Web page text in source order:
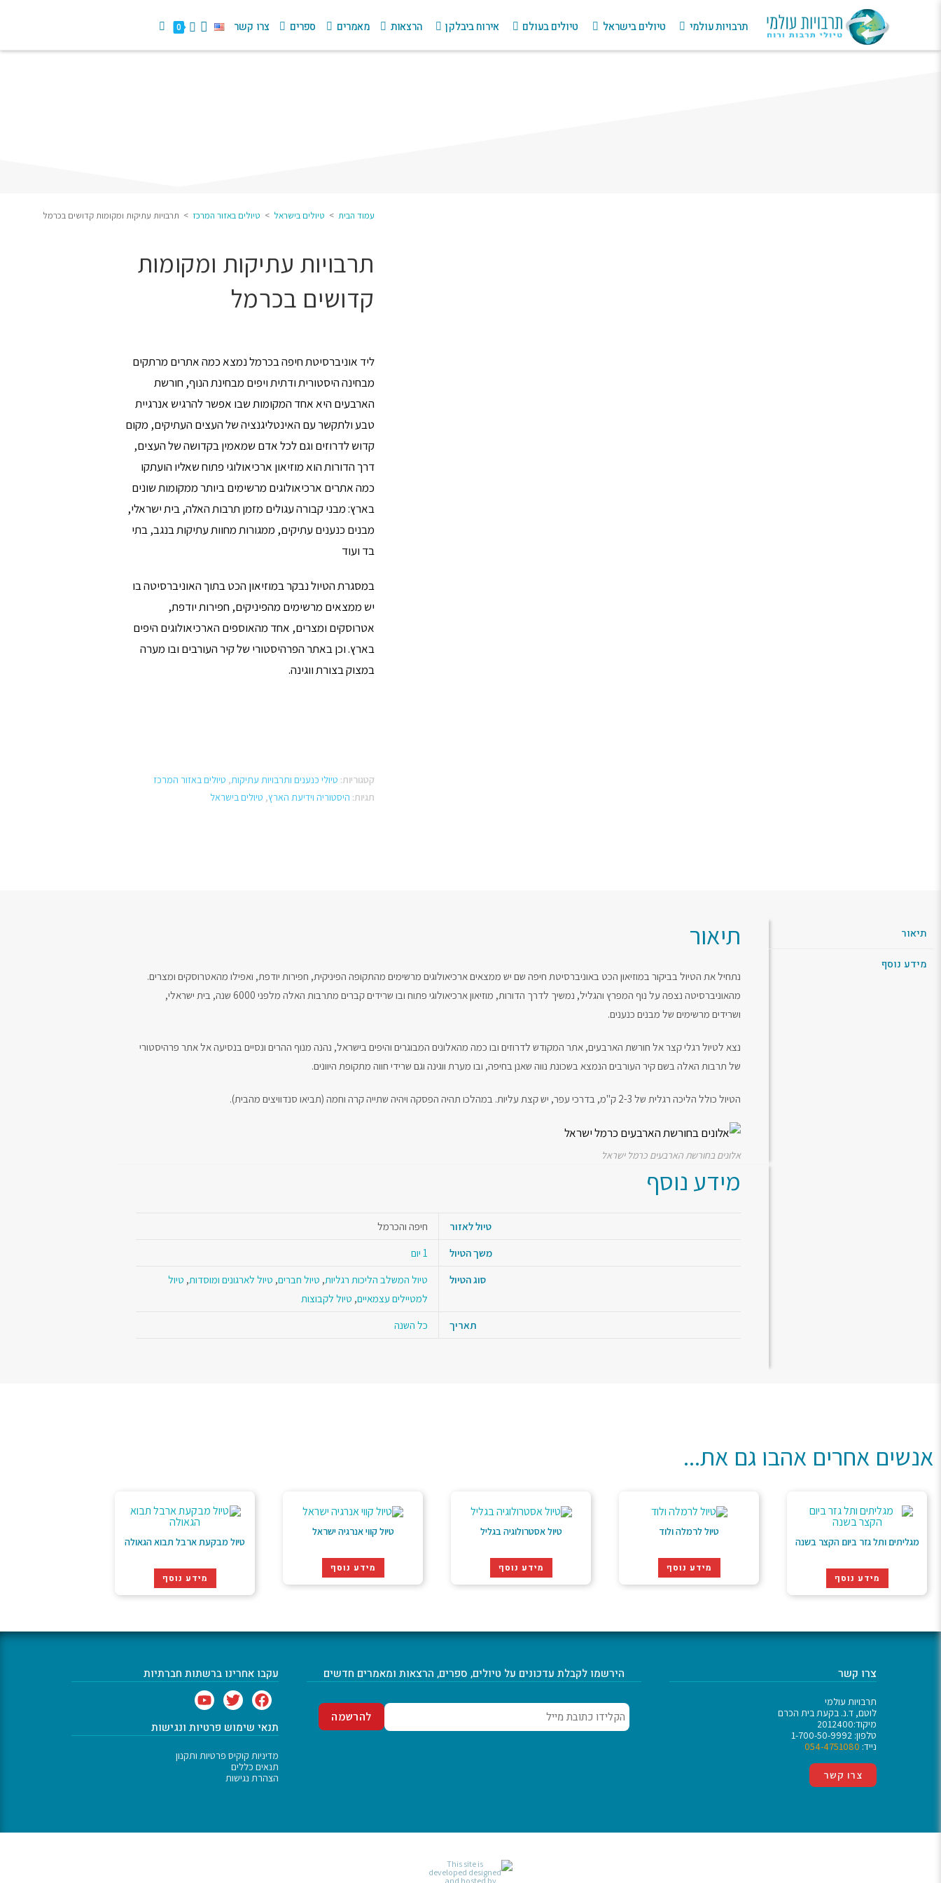
תרבויות עולמי טיולים בישראל טיולים בעולם אירוח ביבלקן הרצאות מאמרים ספרים צרו קשר 0
עמוד הבית > טיולים בישראל > טיולים באזור המרכז > תרבויות עתיקות ומקומות קדושים בכרמל
תרבויות עתיקות ומקומות
קדושים בכרמל
ליד אוניברסיטת חיפה בכרמל נמצא כמה אתרים מרתקים
מבחינה היסטורית ודתית ויפים מבחינת הנוף, חורשת
הארבעים היא אחד המקומות שבו אפשר להרגיש אנרגיית
טבע ולתקשר עם האינטליגנציה של העצים העתיקים, מקום
קדוש לדרוזים וגם לכל אדם שמאמין בקדושה של העצים,
דרך הדורות הוא מוזיאון ארכיאולוגי פתוח שאליו הועתקו
כמה אתרים ארכיאולוגים מרשימים ביותר ממקומות שונים
בארץ: מבני קבורה עגולים מזמן תרבות האלה, בית ישראלי,
מבנים כנענים עתיקים, ממגורות מחוות עתיקות בנגב, בתי
בד ועוד
במסגרת הטיול נבקר במוזיאון הכט בתוך האוניברסיטה בו
יש ממצאים מרשימים מהפיניקים, חפירות יודפת,
אטרוסקים ומצרים, אחד מהאוספים הארכיאולוגים היפים
בארץ. וכן באתר הפרהיסטורי של קיר העורבים ובו מערה
במצוק בצורת ווגינה.
קטגוריות: טיולי כנענים ותרבויות עתיקות, טיולים באזור המרכז
תגיות: היסטוריה וידיעת הארץ, טיולים בישראל
תיאור
מידע נוסף
תיאור
נתחיל את הטיול בביקור במוזיאון הכט באוניברסיטת חיפה שם יש ממצאים ארכיאולוגים מרשימים מהתקופה הפיניקית, חפירות יודפת, ואפילו מהאטרוסקים ומצרים.
מהאוניברסיטה נצפה על נוף המפרץ והגליל, נמשיך לדרך הדורות, מוזיאון ארכיאולוגי פתוח ובו שרידים קברים מתרבות האלה מלפני 6000 שנה, בית ישראלי,
ושרידים מרשימים של מבנים כנענים.
נצא לטיול רגלי קצר אל חורשת הארבעים, אתר המקודש לדרוזים ובו כמה מהאלונים המבוגרים והיפים בישראל, נהנה מנוף ההרים ונסיים בנסיעה אל אתר פרהיסטורי
של תרבות האלה בשם קיר העורבים הנמצא בשכונת נווה שאנן בחיפה, ובו מערת ווגינה וגם שרידי חווה מתקופת היוונים.
הטיול כולל הליכה רגלית של 2-3 ק"מ, בדרכי עפר, יש קצת עליות. במהלכו תהיה הפסקה ויהיה שתייה קרה וחמה (תביאו סנדוויצים מהבית).
אלונים בחורשת הארבעים כרמל ישראל
מידע נוסף
טיול לאזור
חיפה והכרמל
משך הטיול
1 יום
סוג הטיול
טיול המשלב הליכות רגליות, טיול חברים, טיול לארגונים ומוסדות, טיול
למטיילים עצמאיים, טיול לקבוצות
תאריך
כל השנה
אנשים אחרים אהבו גם את...
מגליתים ותל גזר ביום הקצר בשנה
מידע נוסף
טיול לרמלה ולוד
מידע נוסף
טיול אסטרולוגיה בגליל
מידע נוסף
טיול קווי אנרגיה ישראל
מידע נוסף
טיול מבקעת ארבל תבוא הגאולה
מידע נוסף
צרו קשר
תרבויות עולמי
לוטם, ד.נ. בקעת בית הכרם
מיקוד:2012400
טלפון: 1-700-50-9992
נייד: 054-4751080
צרו קשר
הירשמו לקבלת עדכונים על טיולים, ספרים, הרצאות ומאמרים חדשים עקבו אחרינו ברשתות חברתיות
תנאי שימוש פרטיות ונגישות
מדיניות קוקיס פרטיות ותקנון
תנאים כללים
הצהרת נגישות